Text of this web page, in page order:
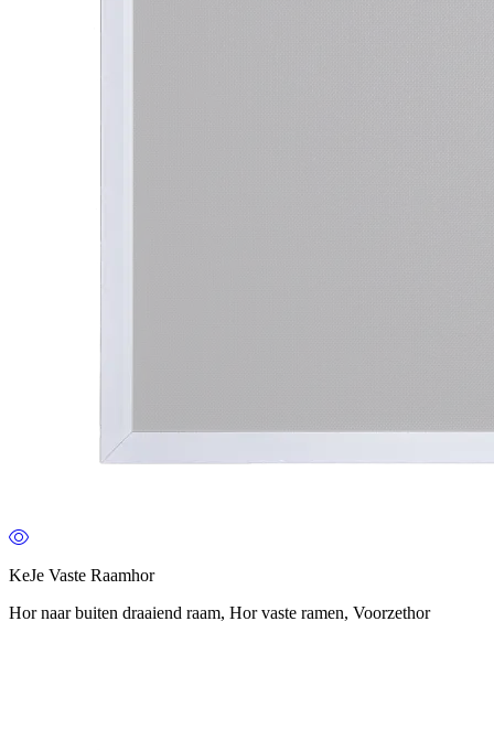
KeJe Vaste Raamhor
Hor naar buiten draaiend raam, Hor vaste ramen, Voorzethor